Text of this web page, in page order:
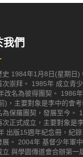
我們
史 1984年1月8日(星期日)
次崇拜。 1985年 成立青少
改名為彼得團契。 1986
)，主要對象是李中的會
為保羅團契，發展至今。
次正式成立，主要對象是
出版15週年紀念冊，紀
展。 2004年 基督少年軍
立 與學園傳道會合辦第一